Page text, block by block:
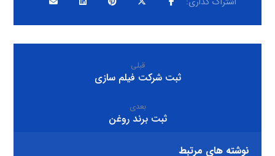
قبلی
ثبت شرکت فیلم سازی
بعدی
ثبت برند روغن
نوشته های مرتبط